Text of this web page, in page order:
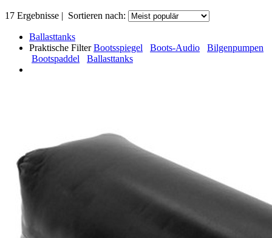
17 Ergebnisse | Sortieren nach:
Ballasttanks
Praktische FilterBootsspiegel Boots-Audio
Bilgenpumpen
Bootspaddel
Ballasttanks